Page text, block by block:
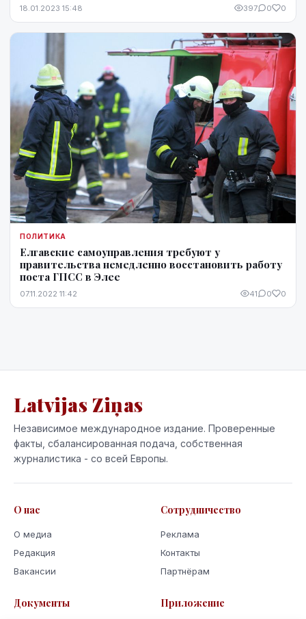
18.01.2023 15:48 397 0 0
ПОЛИТИКА
Елгавские самоуправления требуют у
правительства немедленно восстановить работу
поста ГПСС в Элее
07.11.2022 11:42 41 0 0
Latvijas Ziņas
Независимое международное издание. Проверенные
факты, сбалансированная подача, собственная
журналистика - со всей Европы.
О нас
О медиа
Редакция
Вакансии
Сотрудничество
Реклама
Контакты
Партнёрам
Документы Приложение